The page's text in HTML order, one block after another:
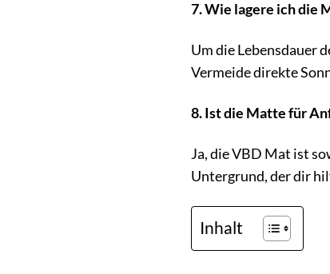
7. Wie lagere ich die
Um die Lebensdauer
Vermeide direkte
8. Ist die Matte für
Ja, die VBD Mat ist
Untergrund, der dir
Inhalt